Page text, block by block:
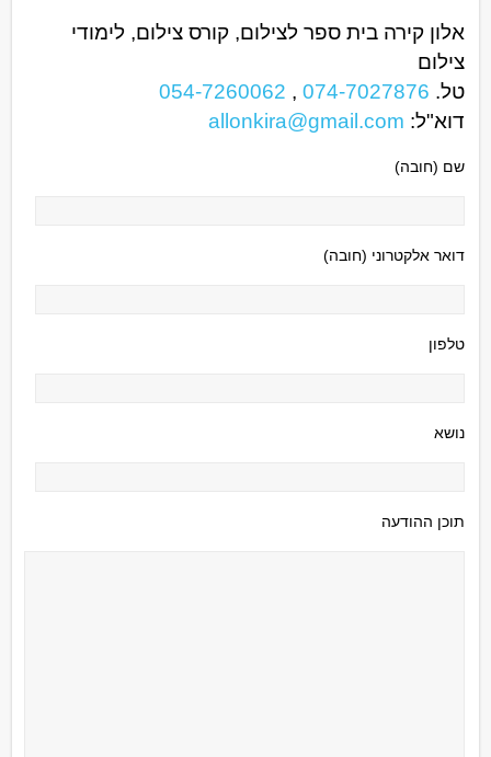
אלון קירה בית ספר לצילום, קורס צילום, לימודי
צילום
טל. 074-7027876
,
054-7260062
דוא"ל: allonkira@gmail.com
שם (חובה)
דואר אלקטרוני (חובה)
טלפון
נושא
תוכן ההודעה